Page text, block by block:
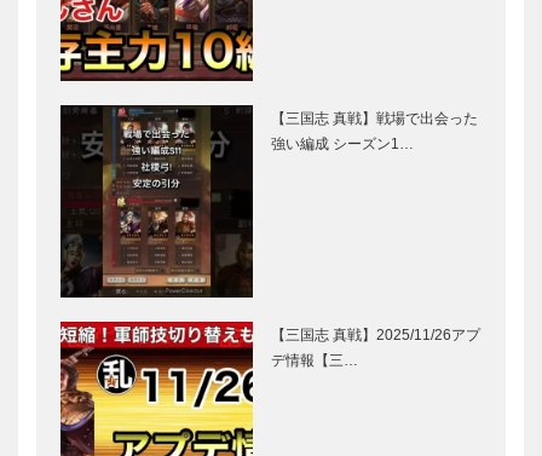
【三国志 真戦】戦場で出会った
強い編成 シーズン1…
【三国志 真戦】2025/11/26アプ
デ情報【三…